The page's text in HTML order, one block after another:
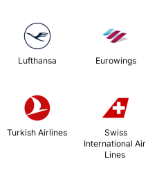
Lufthansa Eurowings
Turkish Airlines
International Air
Lines